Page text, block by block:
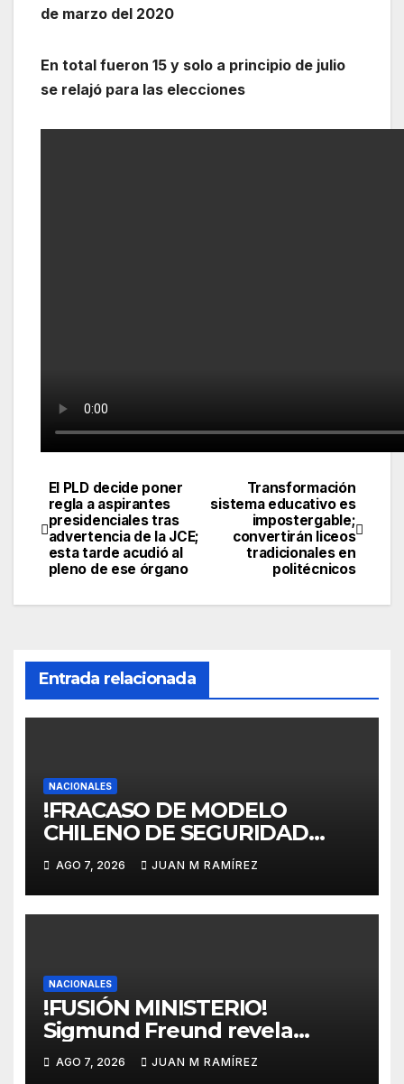
de marzo del 2020
En total fueron 15 y solo a principio de julio
se relajó para las elecciones
Navegación
de
entradas
Transformación
sistema educativo es
impostergable;
convertirán liceos
tradicionales en
politécnicos
El PLD decide poner
regla a aspirantes
presidenciales tras
advertencia de la JCE;
esta tarde acudió al
pleno de ese órgano
Entrada relacionada
NACIONALES
!FRACASO DE MODELO
CHILENO DE SEGURIDAD
SOCIAL! Plantean para RD
transformación estructural
profunda de la Ley 87-01
hacia un modelo de reparto
universal, garante de
derechos
AGO 7, 2026 JUAN M RAMÍREZ
NACIONALES
!FUSIÓN MINISTERIO!
Sigmund Freund revela
verdadera intención del
gobierno de fusionar
AGO 7, 2026 JUAN M RAMÍREZ